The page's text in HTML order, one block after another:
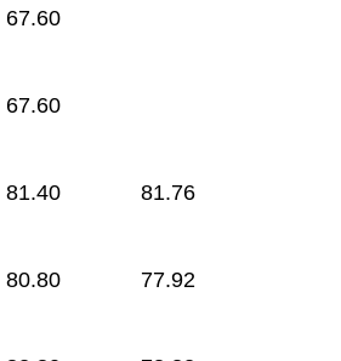
67.60
67.60
81.40 81.76
80.80 77.92